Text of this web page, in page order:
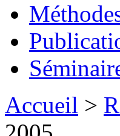
Accueil >